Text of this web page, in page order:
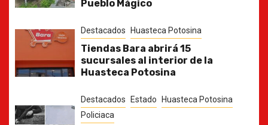
Pueblo Mágico
Destacados Huasteca Potosina
Tiendas Bara abrirá 15
sucursales al interior de la
Huasteca Potosina
Destacados Estado
Huasteca Potosina
Policiaca